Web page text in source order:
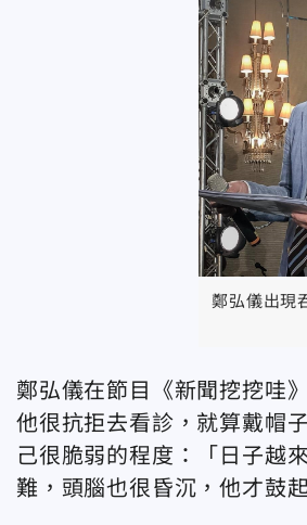
鄭弘儀出現
鄭弘儀在節目《新聞挖挖哇
他很抗拒去看診，就算戴帽
己很脆弱的程度：「日子越
難，頭腦也很昏沉，他才鼓